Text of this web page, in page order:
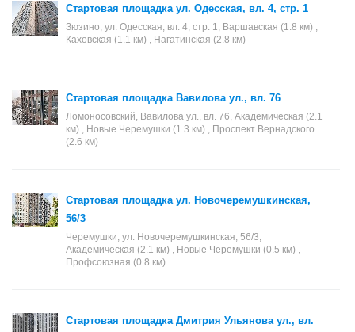
Стартовая площадка ул. Одесская, вл. 4, стр. 1
Зюзино, ул. Одесская, вл. 4, стр. 1, Варшавская (1.8 км) ,
Каховская (1.1 км) , Нагатинская (2.8 км)
Стартовая площадка Вавилова ул., вл. 76
Ломоносовский, Вавилова ул., вл. 76, Академическая (2.1
км) , Новые Черемушки (1.3 км) , Проспект Вернадского
(2.6 км)
Стартовая площадка ул. Новочеремушкинская,
56/3
Черемушки, ул. Новочеремушкинская, 56/3,
Академическая (2.1 км) , Новые Черемушки (0.5 км) ,
Профсоюзная (0.8 км)
Стартовая площадка Дмитрия Ульянова ул., вл.